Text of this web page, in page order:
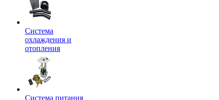
Система
охлаждения и
отопления
Система питания